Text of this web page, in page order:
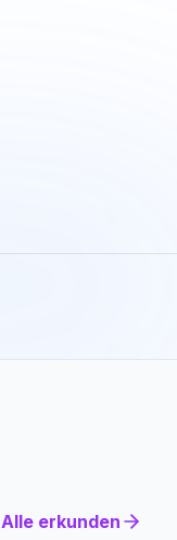
Alle erkunden